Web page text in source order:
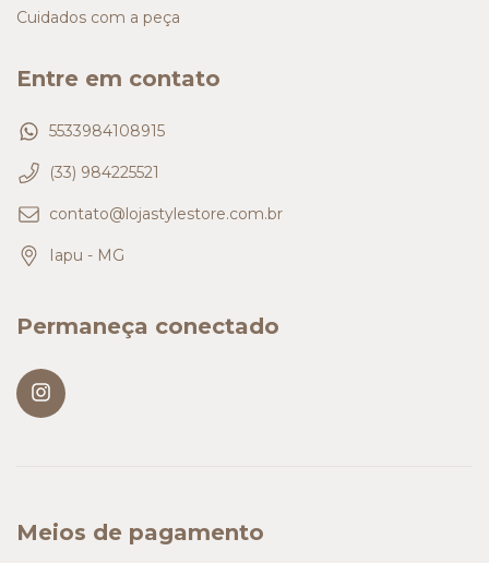
Cuidados com a peça
Entre em contato
5533984108915
(33) 984225521
contato@lojastylestore.com.br
Iapu - MG
Permaneça conectado
Meios de pagamento